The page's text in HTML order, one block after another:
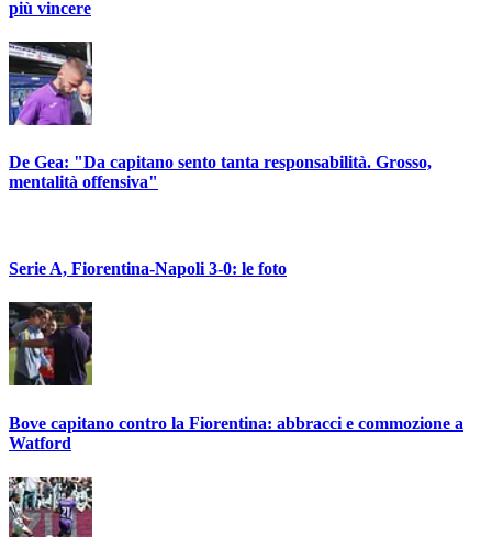
più vincere
De Gea: "Da capitano sento tanta responsabilità. Grosso,
mentalità offensiva"
Serie A, Fiorentina-Napoli 3-0: le foto
Bove capitano contro la Fiorentina: abbracci e commozione a
Watford